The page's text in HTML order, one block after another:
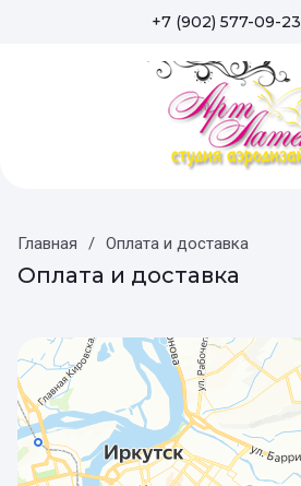
+7 (902) 577-09-23
Главная / Оплата и доставка
Оплата и доставка